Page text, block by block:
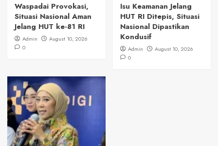
Waspadai Provokasi,
Situasi Nasional Aman
Jelang HUT ke-81 RI
Admin
August 10, 2026
0
Isu Keamanan Jelang
HUT RI Ditepis, Situasi
Nasional Dipastikan
Kondusif
Admin
August 10, 2026
0